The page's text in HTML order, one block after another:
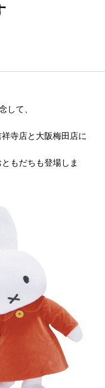
して、
寺店と大阪梅田店に
もだちも登場しま